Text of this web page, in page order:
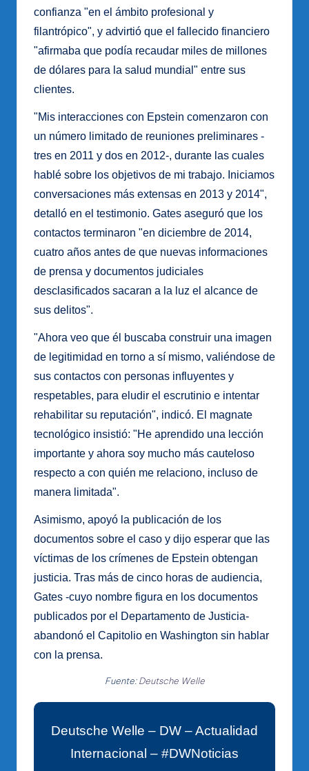
confianza "en el ámbito profesional y
filantrópico", y advirtió que el fallecido financiero
"afirmaba que podía recaudar miles de millones
de dólares para la salud mundial" entre sus
clientes.
"Mis interacciones con Epstein comenzaron con
un número limitado de reuniones preliminares -
tres en 2011 y dos en 2012-, durante las cuales
hablé sobre los objetivos de mi trabajo. Iniciamos
conversaciones más extensas en 2013 y 2014",
detalló en el testimonio. Gates aseguró que los
contactos terminaron "en diciembre de 2014,
cuatro años antes de que nuevas informaciones
de prensa y documentos judiciales
desclasificados sacaran a la luz el alcance de
sus delitos".
"Ahora veo que él buscaba construir una imagen
de legitimidad en torno a sí mismo, valiéndose de
sus contactos con personas influyentes y
respetables, para eludir el escrutinio e intentar
rehabilitar su reputación", indicó. El magnate
tecnológico insistió: "He aprendido una lección
importante y ahora soy mucho más cauteloso
respecto a con quién me relaciono, incluso de
manera limitada".
Asimismo, apoyó la publicación de los
documentos sobre el caso y dijo esperar que las
víctimas de los crímenes de Epstein obtengan
justicia. Tras más de cinco horas de audiencia,
Gates -cuyo nombre figura en los documentos
publicados por el Departamento de Justicia-
abandonó el Capitolio en Washington sin hablar
con la prensa.
Fuente:Deutsche Welle
Deutsche Welle – DW – Actualidad
Internacional – #DWNoticias